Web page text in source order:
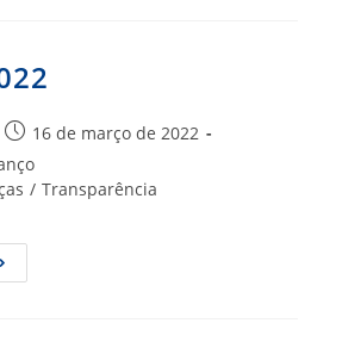
Post
publicado:
16 de março de 2022
/ Transparência
BF